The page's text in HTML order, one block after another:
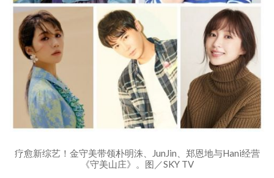
疗愈新综艺！金守美带领朴明洙、JunJin、郑恩地与Hani经营
《守美山庄》。图／SKY TV